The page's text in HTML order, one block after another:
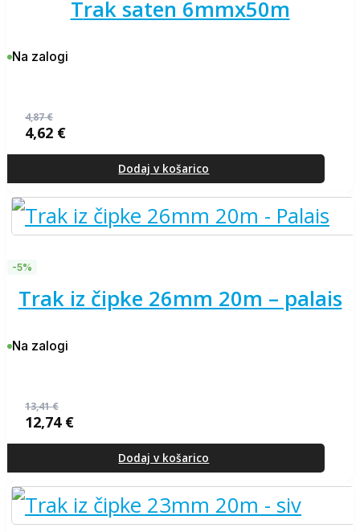
trak saten 6mmx50m
Na zalogi
4,87€
cena
4,87 €.
4,62 €
cena
Dodaj v košarico
-5%
trak iz čipke 26mm 20m – palais
Na zalogi
13,41€
cena
13,41 €.
12,74 €
cena
Dodaj v košarico